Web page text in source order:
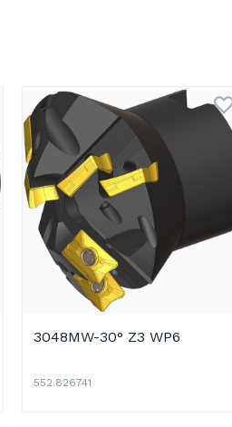
3048MW-30° Z3 WP6
552.826741